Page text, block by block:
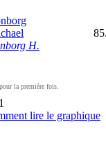
H.
la première fois.
lire le graphique